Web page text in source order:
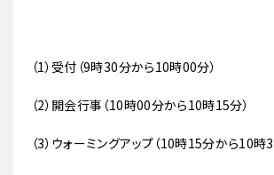
（1）受付（9時30分から10時00分）
（2）開会行事（10時00分から10時15分）
（3）ウォーミングアップ（10時15分から10時